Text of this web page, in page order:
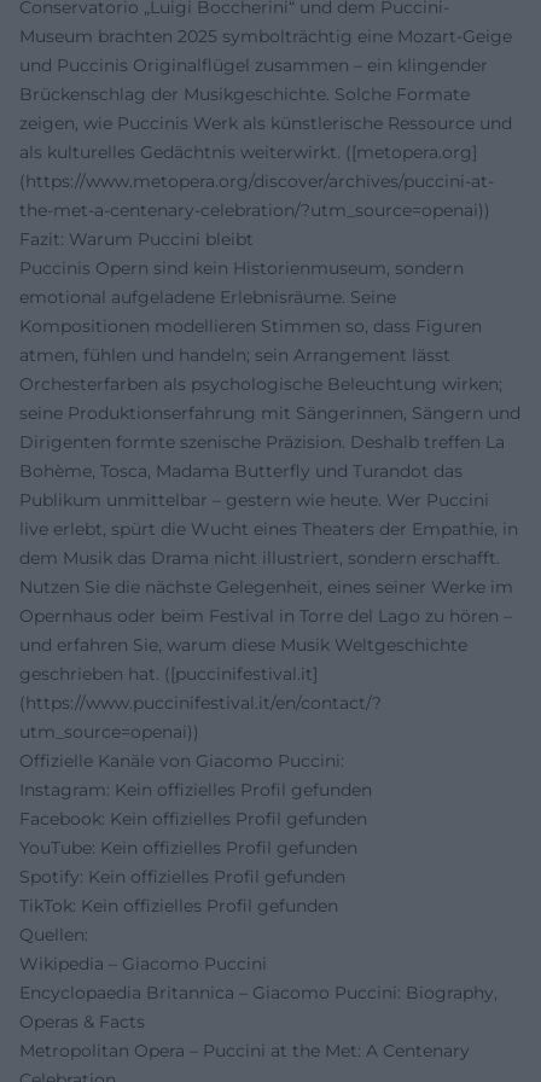
Conservatorio „Luigi Boccherini“ und dem Puccini-
Museum brachten 2025 symbolträchtig eine Mozart-Geige
und Puccinis Originalflügel zusammen – ein klingender
Brückenschlag der Musikgeschichte. Solche Formate
zeigen, wie Puccinis Werk als künstlerische Ressource und
als kulturelles Gedächtnis weiterwirkt. ([metopera.org]
(https://www.metopera.org/discover/archives/puccini-at-
the-met-a-centenary-celebration/?utm_source=openai))
Fazit: Warum Puccini bleibt
Puccinis Opern sind kein Historienmuseum, sondern
emotional aufgeladene Erlebnisräume. Seine
Kompositionen modellieren Stimmen so, dass Figuren
atmen, fühlen und handeln; sein Arrangement lässt
Orchesterfarben als psychologische Beleuchtung wirken;
seine Produktionserfahrung mit Sängerinnen, Sängern und
Dirigenten formte szenische Präzision. Deshalb treffen La
Bohème, Tosca, Madama Butterfly und Turandot das
Publikum unmittelbar – gestern wie heute. Wer Puccini
live erlebt, spürt die Wucht eines Theaters der Empathie, in
dem Musik das Drama nicht illustriert, sondern erschafft.
Nutzen Sie die nächste Gelegenheit, eines seiner Werke im
Opernhaus oder beim Festival in Torre del Lago zu hören –
und erfahren Sie, warum diese Musik Weltgeschichte
geschrieben hat. ([puccinifestival.it]
(https://www.puccinifestival.it/en/contact/?
utm_source=openai))
Offizielle Kanäle von Giacomo Puccini:
Instagram: Kein offizielles Profil gefunden
Facebook: Kein offizielles Profil gefunden
YouTube: Kein offizielles Profil gefunden
Spotify: Kein offizielles Profil gefunden
TikTok: Kein offizielles Profil gefunden
Quellen:
Wikipedia – Giacomo Puccini
Encyclopaedia Britannica – Giacomo Puccini: Biography,
Operas & Facts
Metropolitan Opera – Puccini at the Met: A Centenary